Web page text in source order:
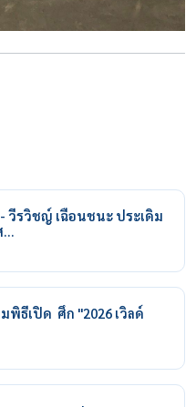
รวิชญ์ เฉือนชนะ ประเดิม
…
พิธีเปิด ศึก "2026 เวิลด์